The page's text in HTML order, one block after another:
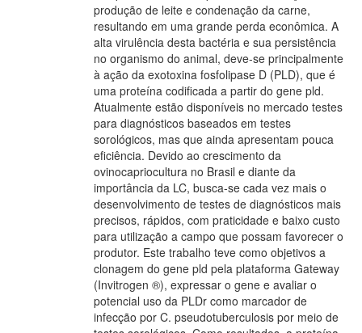
produção de leite e condenação da carne,
resultando em uma grande perda econômica. A
alta virulência desta bactéria e sua persistência
no organismo do animal, deve-se principalmente
à ação da exotoxina fosfolipase D (PLD), que é
uma proteína codificada a partir do gene pld.
Atualmente estão disponíveis no mercado testes
para diagnósticos baseados em testes
sorológicos, mas que ainda apresentam pouca
eficiência. Devido ao crescimento da
ovinocapriocultura no Brasil e diante da
importância da LC, busca-se cada vez mais o
desenvolvimento de testes de diagnósticos mais
precisos, rápidos, com praticidade e baixo custo
para utilização a campo que possam favorecer o
produtor. Este trabalho teve como objetivos a
clonagem do gene pld pela plataforma Gateway
(Invitrogen ®), expressar o gene e avaliar o
potencial uso da PLDr como marcador de
infecção por C. pseudotuberculosis por meio de